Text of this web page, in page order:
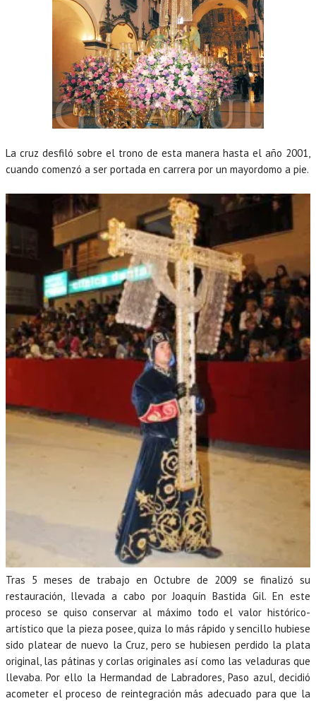
La cruz desfiló sobre el trono de esta manera hasta el año 2001,
cuando comenzó a ser portada en carrera por un mayordomo a pie.
Tras 5 meses de trabajo en Octubre de 2009 se finalizó su
restauración, llevada a cabo por Joaquín Bastida Gil. En este
proceso se quiso conservar al máximo todo el valor histórico-
artístico que la pieza posee, quiza lo más rápido y sencillo hubiese
sido platear de nuevo la Cruz, pero se hubiesen perdido la plata
original, las pátinas y corlas originales así como las veladuras que
llevaba. Por ello la Hermandad de Labradores, Paso azul, decidió
acometer el proceso de reintegración más adecuado para que la